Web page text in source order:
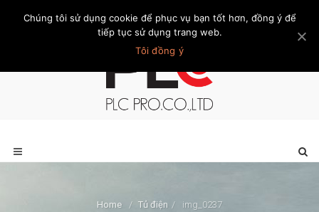
Trang chủ Giới thiệu Khách hàng Liên hệ Thành viên
Home / Tủ điện / img_0237
Chúng tôi sử dụng cookie để phục vụ bạn tốt hơn, đồng ý để
tiếp tục sử dụng trang web.
Tôi đồng ý